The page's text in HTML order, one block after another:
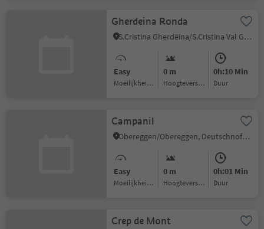
Gherdeina Ronda
S.Cristina Gherdëina/S.Cristina Val Gardena/S.Cristina Gherdëina/St.Christina in Gröden, Sëlva/Selva di Val Gardena, Dolomites Region Val Gardena
Easy
Moeilijkheidsgraad
0 m
Hoogteverschil
0h:10 Min
Duur
Campanil
Obereggen/Obereggen, Deutschnofen/Nova Ponente, Dolomites Region Eggental
Easy
Moeilijkheidsgraad
0 m
Hoogteverschil
0h:01 Min
Duur
Crep de Mont